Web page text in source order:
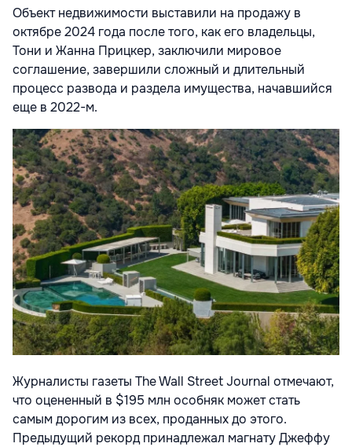
Объект недвижимости выставили на продажу в
октябре 2024 года после того, как его владельцы,
Тони и Жанна Прицкер, заключили мировое
соглашение, завершили сложный и длительный
процесс развода и раздела имущества, начавшийся
еще в 2022-м.
Журналисты газеты The Wall Street Journal отмечают,
что оцененный в $195 млн особняк может стать
самым дорогим из всех, проданных до этого.
Предыдущий рекорд принадлежал магнату Джеффу